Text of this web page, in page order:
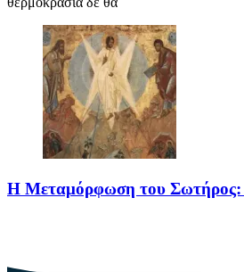
Η Μεταμόρφωση του Σωτήρος: